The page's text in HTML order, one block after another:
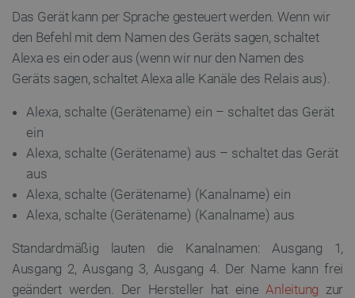
Das Gerät kann per Sprache gesteuert werden. Wenn wir
den Befehl mit dem Namen des Geräts sagen, schaltet
Alexa es ein oder aus (wenn wir nur den Namen des
Geräts sagen, schaltet Alexa alle Kanäle des Relais aus).
Alexa, schalte (Gerätename) ein – schaltet das Gerät
ein
Alexa, schalte (Gerätename) aus – schaltet das Gerät
aus
Alexa, schalte (Gerätename) (Kanalname) ein
Alexa, schalte (Gerätename) (Kanalname) aus
Standardmäßig lauten die Kanalnamen: Ausgang 1,
Ausgang 2, Ausgang 3, Ausgang 4. Der Name kann frei
geändert werden. Der Hersteller hat eine Anleitung zur